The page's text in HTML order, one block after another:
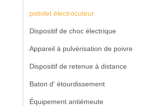
pistolet électrocuteur
Dispositif de choc électrique
Appareil à pulvérisation de poivre
Dispositif de retenue à distance
Baton d' étourdissement
Équipement antiémeute